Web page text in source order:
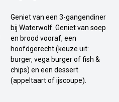
Geniet van een 3-gangendiner
bij Waterwolf. Geniet van soep
en brood vooraf, een
hoofdgerecht (keuze uit:
burger, vega burger of fish &
chips) en een dessert
(appeltaart of ijscoupe).